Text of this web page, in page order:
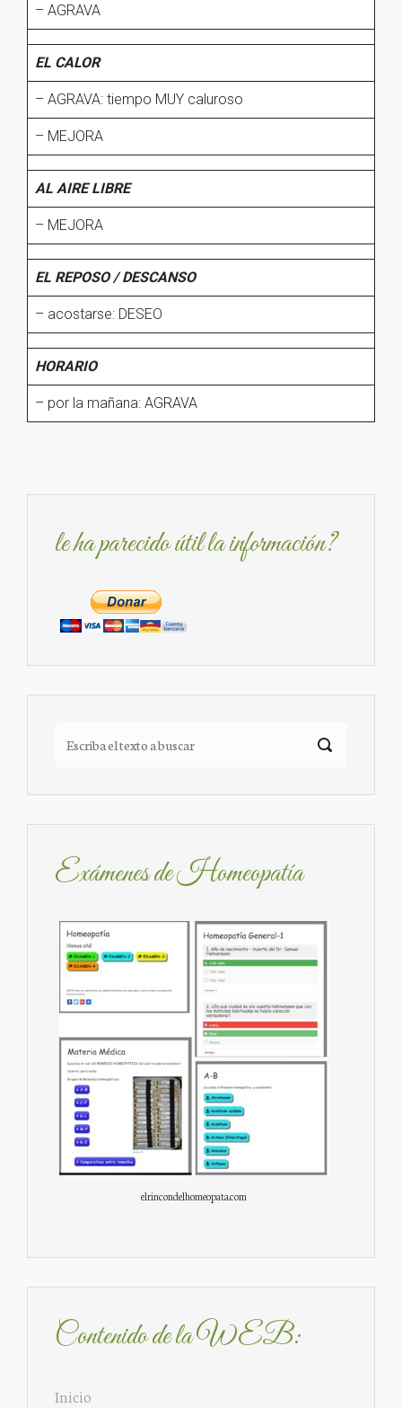
– AGRAVA
EL CALOR
– AGRAVA: tiempo MUY caluroso
– MEJORA
AL AIRE LIBRE
– MEJORA
EL REPOSO / DESCANSO
– acostarse: DESEO
HORARIO
– por la mañana: AGRAVA
le ha parecido útil la información?
Exámenes de Homeopatía
elrincondelhomeopata.com
Contenido de la WEB:
Inicio